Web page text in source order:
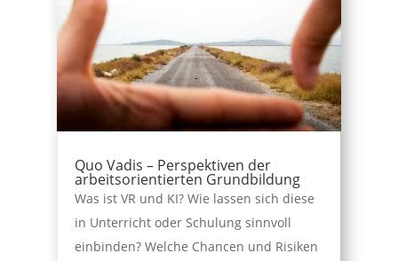
Quo Vadis – Perspektiven der
arbeitsorientierten Grundbildung
Was ist VR und KI? Wie lassen sich diese
in Unterricht oder Schulung sinnvoll
einbinden? Welche Chancen und Risiken